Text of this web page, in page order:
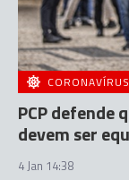
CORONAVÍRUS
PCP defende
devem ser
4 Jan 14:38